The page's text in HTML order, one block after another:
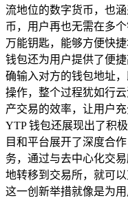
流地位的数字货币，也
币，用户再也无需在多
万能钥匙，能够方便快
钱包还为用户提供了便
确输入对方的钱包地址
操作，整个过程犹如行
产交易的效率，让用户
YTP 钱包还展现出了积
目和平台展开了深度合
务，通过与去中心化交
地转移到交易所，就可
这一创新举措就像是为